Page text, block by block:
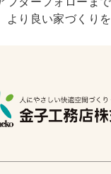
より良い家づくり